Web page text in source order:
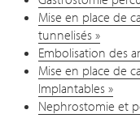
Mise en place de
tunnelisés »
Embolisation des
Mise en place de
Implantables »
Nephrostomie et